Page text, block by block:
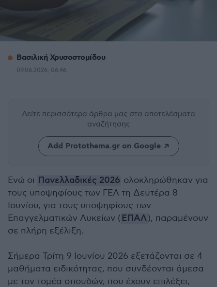
Βασιλική Χρυσοστομίδου
09.06.2026, 06:46
Δείτε περισσότερα άρθρα μας στα αποτελέσματα
αναζήτησης
Add Protothema.gr on Google
Ενώ οι Πανελλαδικές 2026 ολοκληρώθηκαν για
τους υποψηφίους των ΓΕΛ τη Δευτέρα 8
Ιουνίου, για τους υποψηφίους των
Επαγγελματικών Λυκείων (ΕΠΑΛ), παραμένουν
σε πλήρη εξέλιξη.
Σήμερα Τρίτη 9 Ιουνίου 2026 εξετάζονται σε 4
μαθήματα ειδικότητας, που συνδέονται άμεσα
με τον τομέα σπουδών, που έχουν επιλέξει,